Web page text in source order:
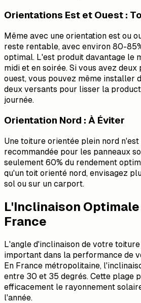
Orientations Est et Ouest :
Même avec une orientation est ou
reste rentable, avec environ 80-
optimal. L'est produit davantage le
midi et en soirée. Si vous avez deux
ouest, vous pouvez même installer
deux versants pour lisser la
journée.
Orientation Nord : À Éviter
Une toiture orientée plein nord
recommandée pour les panneaux
seulement 60% du rendement
qu'un toit orienté nord, envisagez
sol ou sur un carport.
L'Inclinaison
France
L'angle d'inclinaison de votre
important dans la performance de
En France métropolitaine,
entre 30 et 35 degrés. Cette plage
efficacement le rayonnement
l'année.